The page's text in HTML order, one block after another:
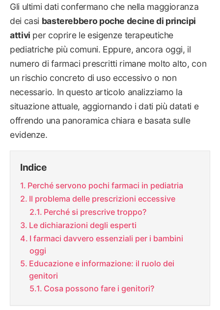
Gli ultimi dati confermano che nella maggioranza
dei casi basterebbero poche decine di principi
attivi per coprire le esigenze terapeutiche
pediatriche più comuni. Eppure, ancora oggi, il
numero di farmaci prescritti rimane molto alto, con
un rischio concreto di uso eccessivo o non
necessario. In questo articolo analizziamo la
situazione attuale, aggiornando i dati più datati e
offrendo una panoramica chiara e basata sulle
evidenze.
Indice
Perché servono pochi farmaci in pediatria
Il problema delle prescrizioni eccessive
Perché si prescrive troppo?
Le dichiarazioni degli esperti
I farmaci davvero essenziali per i bambini
oggi
Educazione e informazione: il ruolo dei
genitori
Cosa possono fare i genitori?